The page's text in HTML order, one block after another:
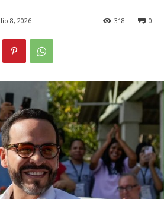
8, 2026 0
318